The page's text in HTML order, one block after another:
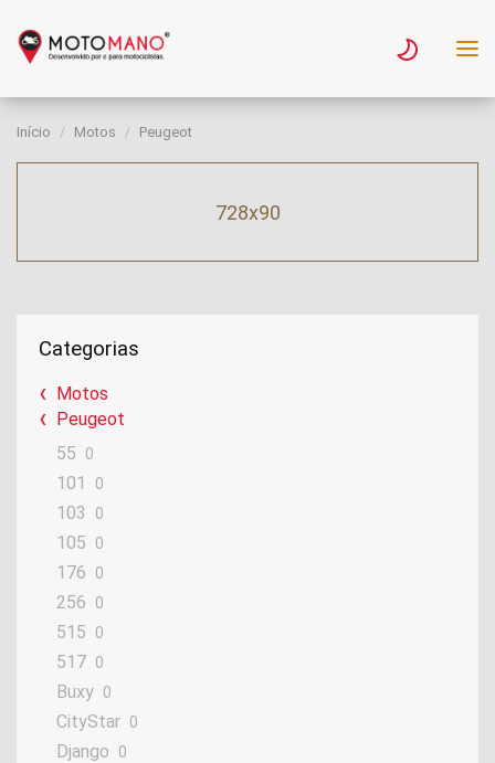
Início Motos Peugeot
728x90
Categorias
Motos
Peugeot
55
0
101 0
103 0
105 0
176 0
256 0
515 0
517 0
Buxy 0
CityStar 0
Django 0